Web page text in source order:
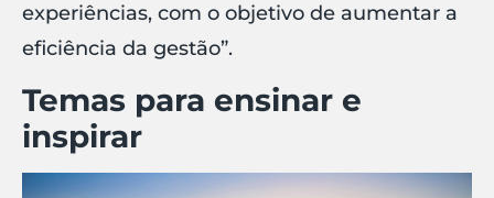
experiências, com o objetivo de aumentar a
eficiência da gestão”.
Temas para ensinar e
inspirar